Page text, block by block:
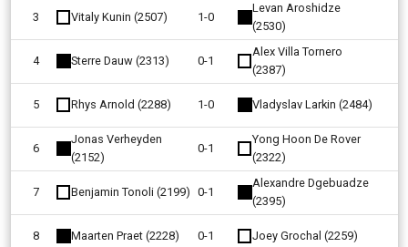
3 Vitaly Kunin (2507) 1-0
Levan Aroshidze
(2530)
4 Sterre Dauw (2313) 0-1
Alex Villa Tornero
(2387)
5 Rhys Arnold (2288) 1-0 Vladyslav Larkin (2484)
6
Jonas Verheyden
(2152)
0-1
Yong Hoon De Rover
(2322)
7 Benjamin Tonoli (2199) 0-1
Alexandre Dgebuadze
(2395)
8 Maarten Praet (2228) 0-1 Joey Grochal (2259)